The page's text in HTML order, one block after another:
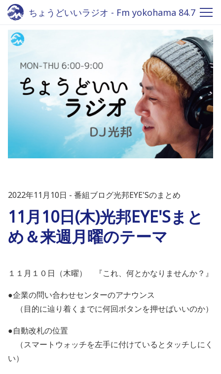
ちょうどいいラジオ - Fm yokohama 84.7
2022年11月10日 番組ブログ光邦EYE'Sのまとめ
11月10日(木)光邦EYE'Sまと
め＆来週月曜のテーマ
１１月１０日（木曜） 『これ、何とかなりませんか？』
●企業の問い合わせセンターのアナウンス
（目的に辿り着くまでに何回ボタンを押せばいいのか）
●自動改札の位置
（スマートウォッチを左手に付けているとタッチしにく
い）